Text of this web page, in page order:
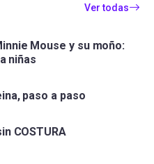
Ver todas
Mouse y su moño:
niñas
paso a paso
COSTURA